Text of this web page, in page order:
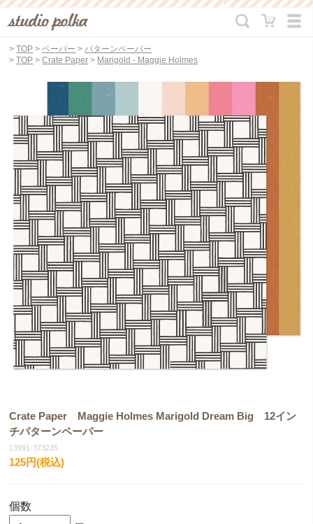
>TOP >ペーパー >パターンペーパー
>TOP >Crate Paper > Marigold - Maggie Holmes
Crate Paper Maggie Holmes Marigold Dream Big 12イン
チパターンペーパー
13991-373235
125円(税込)
個数